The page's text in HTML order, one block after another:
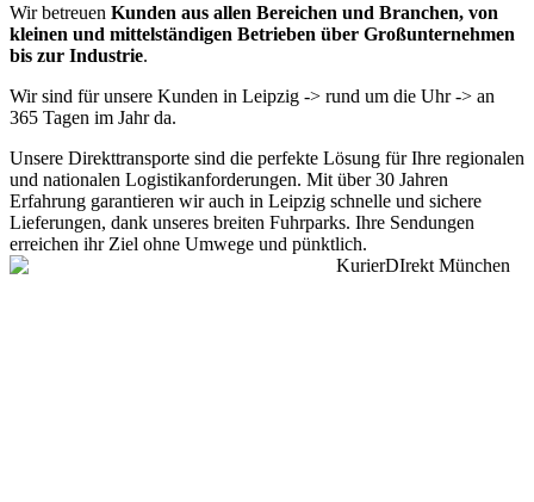
Wir betreuen Kunden aus allen Bereichen und Branchen, von
kleinen und mittelständigen Betrieben über Großunternehmen
bis zur Industrie.
Wir sind für unsere Kunden in Leipzig -> rund um die Uhr -> an
365 Tagen im Jahr da.
Unsere Direkttransporte sind die perfekte Lösung für Ihre regionalen
und nationalen Logistikanforderungen. Mit über 30 Jahren
Erfahrung garantieren wir auch in Leipzig schnelle und sichere
Lieferungen, dank unseres breiten Fuhrparks. Ihre Sendungen
erreichen ihr Ziel ohne Umwege und pünktlich.